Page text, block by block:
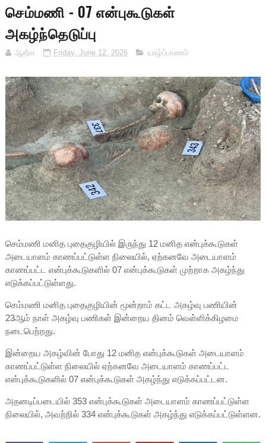
செம்மணி - 07 என்புகூடுகள்
அகழ்ந்தெடுப்பு
ஆதீரா Friday, June 12, 2026 யாழ்ப்பாணம்
செம்மணி மனித புதைகுழியில் இருந்து 12 மனித என்புக்கூடுகள்
அடையாளம் காணப்பட்டுள்ள நிலையில், ஏற்கனவே அடையாளம்
காணப்பட்ட என்புக்கூடுகளில் 07 என்புக்கூடுகள் முற்றாக அகழ்ந்து
எடுக்கப்பட்டுள்ளது.
செம்மணி மனித புதைகுழியின் மூன்றாம் கட்ட அகழ்வு பணியின்
23ஆம் நாள் அகழ்வு பணிகள் இன்றைய தினம் வெள்ளிக்கிழமை
நடைபெற்றது.
இன்றைய அகழ்வின் போது 12 மனித என்புக்கூடுகள் அடையாளம்
காணப்பட்டுள்ள நிலையில் ஏற்கனவே அடையாளம் காணப்பட்ட
என்புக்கூடுகளில் 07 என்புக்கூடுகள் அகழ்ந்து எடுக்கப்பட்டன.
அதனடிப்படையில் 353 என்புக்கூடுகள் அடையாளம் காணப்பட்டுள்ள
நிலையில், அவற்றில் 334 என்புக்கூடுகள் அகழ்ந்து எடுக்கப்பட்டுள்ளன.